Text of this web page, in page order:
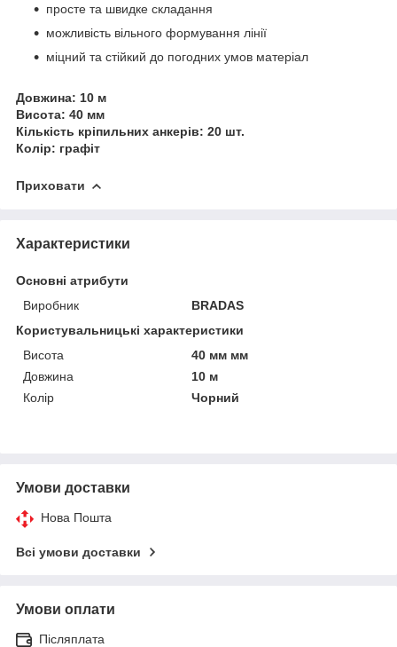
просте та швидке складання
можливість вільного формування лінії
міцний та стійкий до погодних умов матеріал
Довжина: 10 м
Висота: 40 мм
Кількість кріпильних анкерів: 20 шт.
Колір: графіт
Приховати
Характеристики
Основні атрибути
Виробник
BRADAS
Користувальницькі характеристики
Висота
40 мм мм
Довжина
10 м
Колір
Чорний
Умови доставки
Нова Пошта
Всі умови доставки
Умови оплати
Післяплата